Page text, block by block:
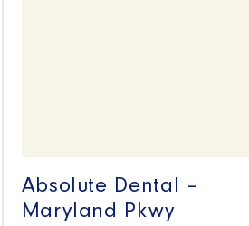
Absolute Dental –
Maryland Pkwy